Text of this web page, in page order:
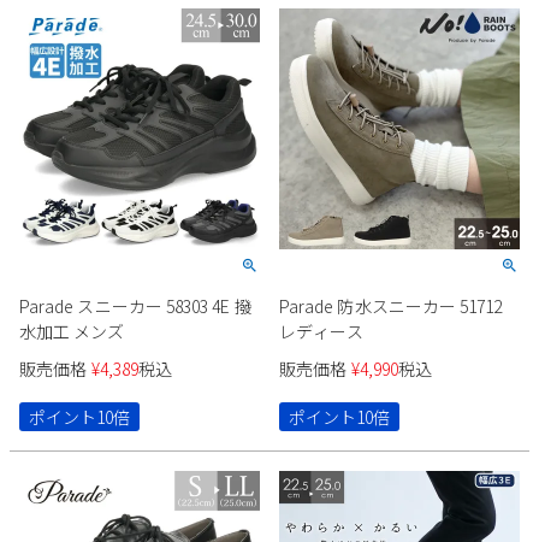
Parade スニーカー 58303 4E 撥
水加工 メンズ
販売価格 ¥4,389税込
ポイント10倍
Parade 防水スニーカー 51712
レディース
販売価格 ¥4,990税込
ポイント10倍